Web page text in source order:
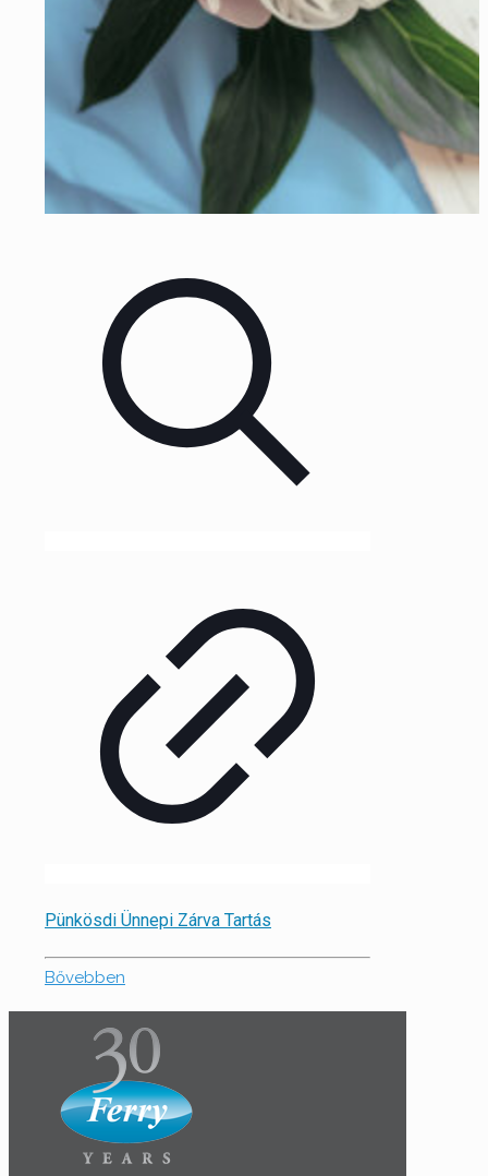
Pünkösdi Ünnepi Zárva Tartás
Bővebben